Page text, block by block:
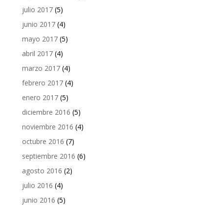
julio 2017(5)
junio 2017(4)
mayo 2017(5)
abril 2017(4)
marzo 2017(4)
febrero 2017(4)
enero 2017(5)
diciembre 2016 (5)
noviembre 2016 (4)
octubre 2016 (7)
septiembre 2016 (6)
agosto 2016 (2)
julio 2016 (4)
junio 2016 (5)